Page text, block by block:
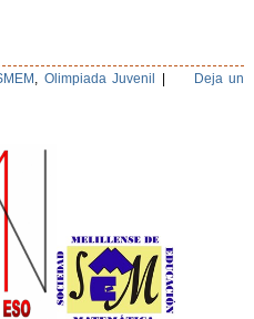
, Olimpiada Juvenil
Deja un